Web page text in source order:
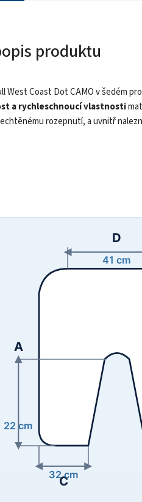
produktu
West Coast Dot CAMO v šedém
a rychleschnoucí vlastnosti
rozepnutí, a uvnitř
D
41 cm
A
22 cm
C
32 cm